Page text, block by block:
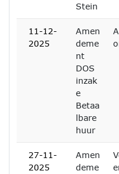
Stein
11-12-
2025
Amen
deme
nt
DOS
inzak
e
Betaa
lbare
huur
27-11-
2025
Amen
deme